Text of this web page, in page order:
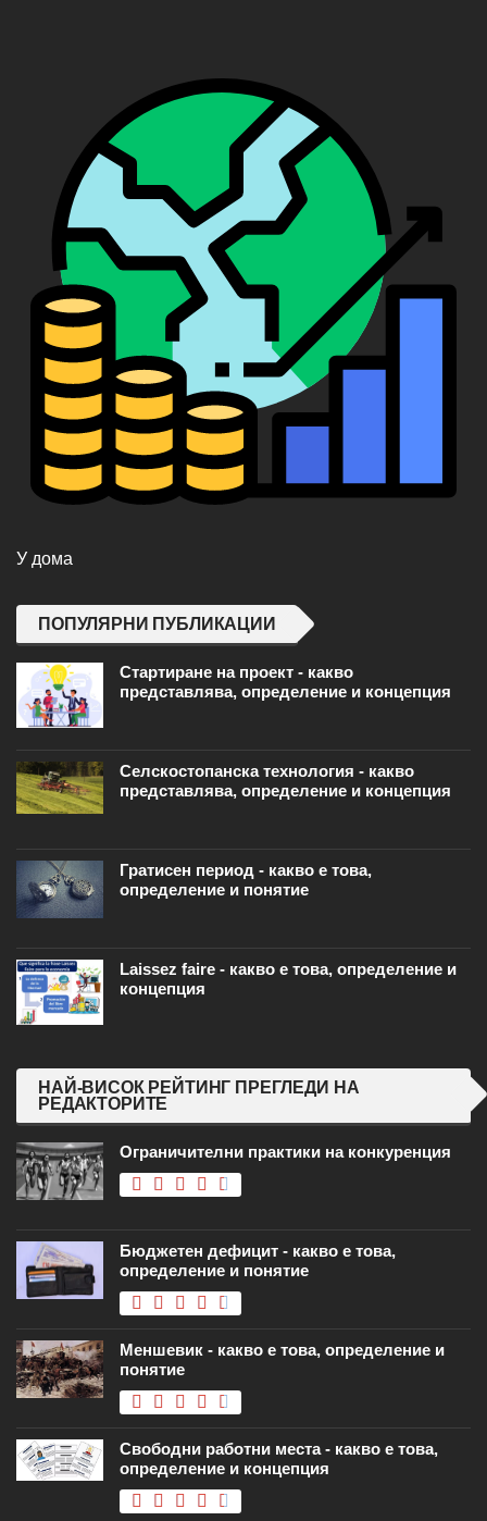
У дома
ПОПУЛЯРНИ ПУБЛИКАЦИИ
Стартиране на проект - какво
представлява, определение и концепция
Селскостопанска технология - какво
представлява, определение и концепция
Гратисен период - какво е това,
определение и понятие
Laissez faire - какво е това, определение и
концепция
НАЙ-ВИСОК РЕЙТИНГ ПРЕГЛЕДИ НА
РЕДАКТОРИТЕ
Ограничителни практики на конкуренция
Бюджетен дефицит - какво е това,
определение и понятие
Меншевик - какво е това, определение и
понятие
Свободни работни места - какво е това,
определение и концепция